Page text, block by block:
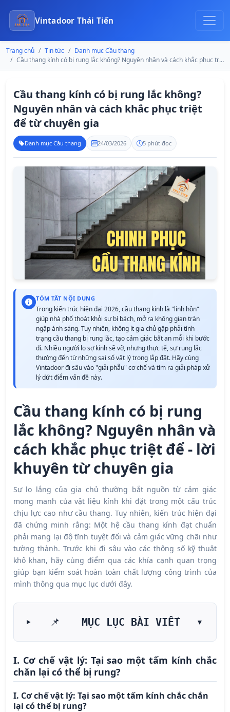
Vintadoor Thái Tiến
Trang chủ Tin tức
Danh mục Cầu thang
Cầu thang kính có bị rung lắc không? Nguyên nhân và cách khắc phục triệt để từ chuyên gia
Cầu thang kính có bị rung lắc không?
Nguyên nhân và cách khắc phục triệt
để từ chuyên gia
Danh mục Cầu thang 24/03/2026 5 phút đọc
TÓM TẮT NỘI DUNG
Trong kiến trúc hiện đại 2026, cầu thang kính là "linh hồn"
giúp nhà phố thoát khỏi sự bí bách, mở ra không gian tràn
ngập ánh sáng. Tuy nhiên, không ít gia chủ gặp phải tình
trạng cầu thang bị rung lắc, tạo cảm giác bất an mỗi khi bước
đi. Nhiều người lo sợ kính sẽ vỡ, nhưng thực tế, sự rung lắc
thường đến từ những sai số vật lý trong lắp đặt. Hãy cùng
Vintadoor đi sâu vào "giải phẫu" cơ chế và tìm ra giải pháp xử
lý dứt điểm vấn đề này.
Cầu thang kính có bị rung
lắc không? Nguyên nhân và
cách khắc phục triệt để - lời
khuyên từ chuyên gia
Sự lo lắng của gia chủ thường bắt nguồn từ cảm giác
mong manh của vật liệu kính khi đặt trong một cấu trúc
chịu lực cao như cầu thang. Tuy nhiên, kiến trúc hiện đại
đã chứng minh rằng: Một hệ cầu thang kính đạt chuẩn
phải mang lại độ tĩnh tuyệt đối và cảm giác vững chãi như
tường thành. Trước khi đi sâu vào các thông số kỹ thuật
khô khan, hãy cùng điểm qua các khía cạnh quan trọng
giúp bạn kiểm soát hoàn toàn chất lượng công trình của
mình thông qua mục lục dưới đây.
📌 MỤC LỤC BÀI VIẾT ▼
I. Cơ chế vật lý: Tại sao một tấm kính chắc
chắn lại có thể bị rung?
I. Cơ chế vật lý: Tại sao một tấm kính chắc chắn
lại có thể bị rung?